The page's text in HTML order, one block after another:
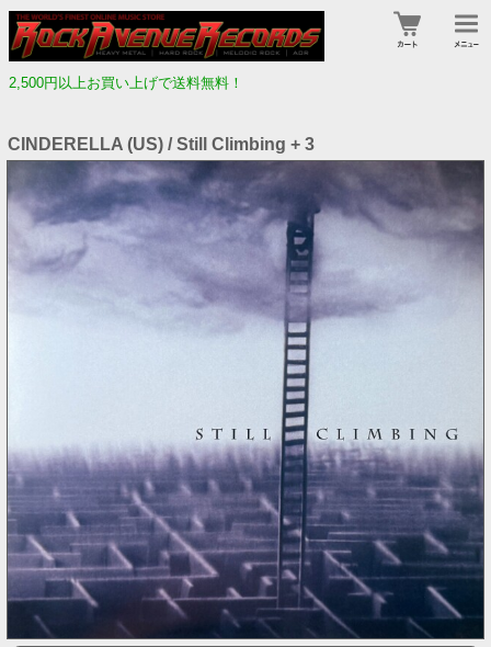
2,500円以上お買い上げで送料無料！
CINDERELLA (US) / Still Climbing + 3